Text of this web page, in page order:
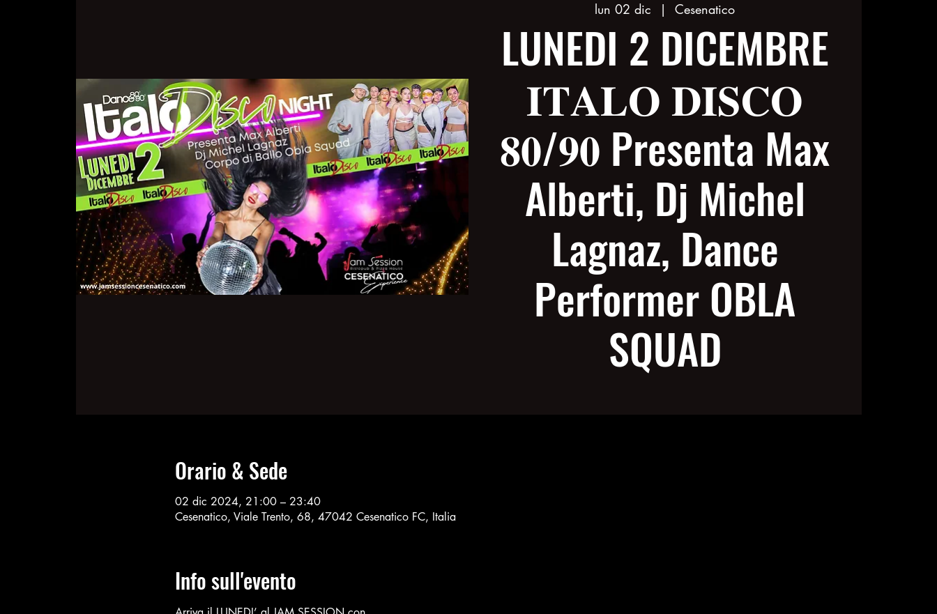
lun 02 dic
  |
Cesenatico
LUNEDI 2 DICEMBRE
𝐈𝐓𝐀𝐋𝐎 𝐃𝐈𝐒𝐂𝐎
𝟖𝟎/𝟗𝟎 Presenta Max
Alberti, Dj Michel
Lagnaz, Dance
Performer OBLA
SQUAD
Orario & Sede
02 dic 2024, 21:00 – 23:40
Cesenatico, Viale Trento, 68, 47042 Cesenatico FC, Italia
Info sull'evento